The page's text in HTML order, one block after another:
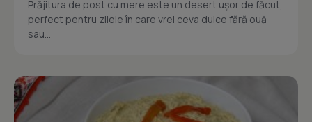
Prăjitura de post cu mere este un desert ușor de făcut,
perfect pentru zilele în care vrei ceva dulce fără ouă
sau...